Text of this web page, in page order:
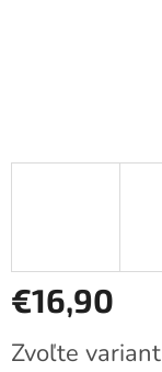
€16,90
cena:
Zvoľte variant